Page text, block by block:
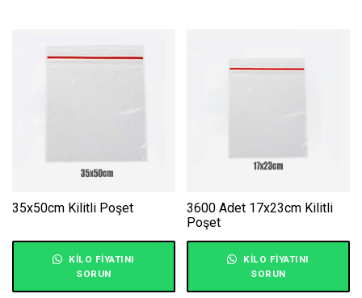
35x50cm Kilitli Poşet
KILO FIYATINI
SORUN
3600 Adet 17x23cm Kilitli
Poşet
KILO FIYATINI
SORUN